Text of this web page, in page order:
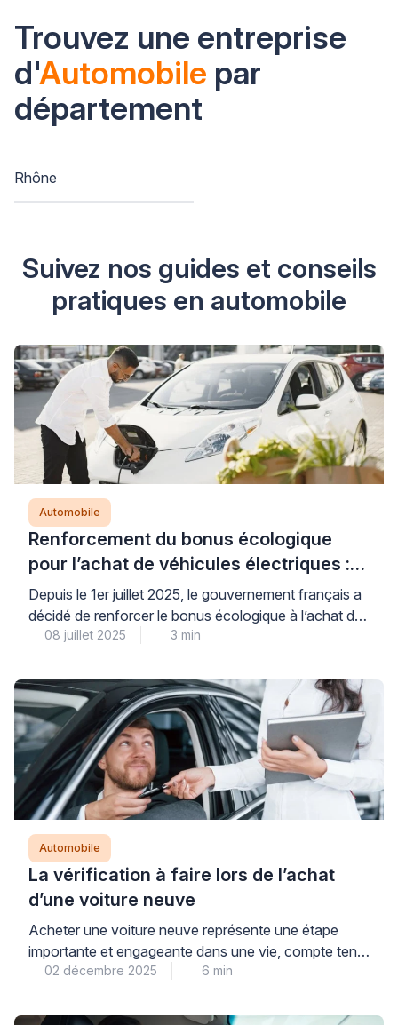
Trouvez une entreprise
d'Automobile par
département
Rhône
Suivez nos guides et conseils
pratiques en automobile
Automobile
Renforcement du bonus écologique
pour l’achat de véhicules électriques :
une aubaine pour les automobilistes
Depuis le 1er juillet 2025, le gouvernement français a
décidé de renforcer le bonus écologique à l’achat de
véhicules électriques, poursuivant ainsi sa lutte
dans la transition énergétique. Cette mesure phare
permet désormais à de nombreux ménages
d’accéder plus facilement à la mobilité propre, tout en
dynamisant le marché automobile. Ce […]
08 juillet 2025 3 min
Automobile
La vérification à faire lors de l’achat
d’une voiture neuve
Acheter une voiture neuve représente une étape
importante et engageante dans une vie, compte tenu
du coût d’acquisition élevé d’un nouveau véhicule.
garantir une faible consommation ou bénéficier d’une
02 décembre 2025 6 min